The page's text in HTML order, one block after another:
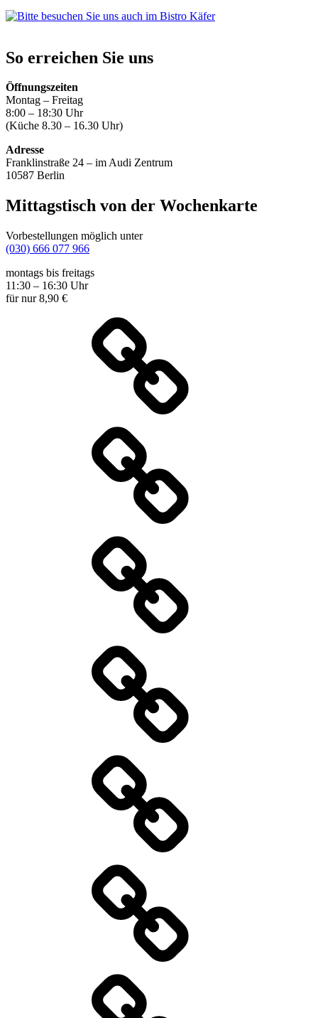
So erreichen Sie uns
Öffnungszeiten
Montag – Freitag
8:00 – 18:30 Uhr
(Küche 8.30 – 16.30 Uhr)
Adresse
Franklinstraße 24 – im Audi Zentrum
10587 Berlin
Mittagstisch von der Wochenkarte
Vorbestellungen möglich unter
(030) 666 077 966
montags bis freitags
11:30 – 16:30 Uhr
für nur 8,90 €